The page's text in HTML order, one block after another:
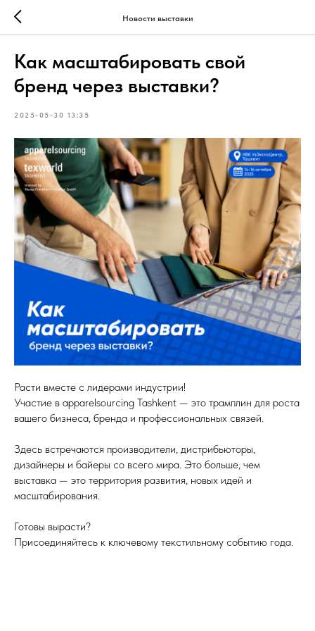
Новости выставки
Как масштабировать свой
бренд через выставки?
2025-05-30 13:35
Расти вместе с лидерами индустрии!
Участие в apparelsourcing Tashkent — это трамплин для роста
вашего бизнеса, бренда и профессиональных связей.
Здесь встречаются производители, дистрибьюторы,
дизайнеры и байеры со всего мира. Это больше, чем
выставка — это территория развития, новых идей и
масштабирования.
Готовы вырасти?
Присоединяйтесь к ключевому текстильному событию года.